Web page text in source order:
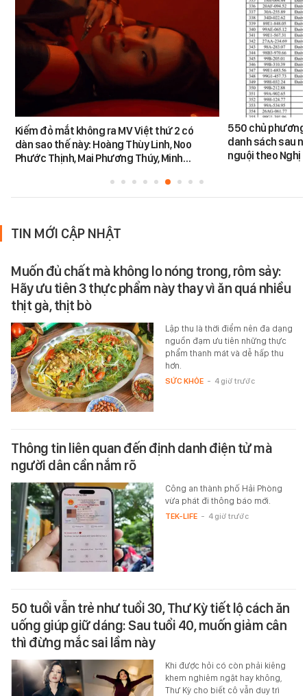
Kiếm đỏ mắt không ra MV Việt thứ 2 có
dàn sao thế này: Hoàng Thùy Linh, Noo
Phước Thịnh, Mai Phương Thúy, Minh…
550 chủ
danh sách sau
nguội theo Nghị
TIN MỚI CẬP NHẬT
Muốn đủ chất mà không lo nóng trong, rôm sảy:
Hãy ưu tiên 3 thực phẩm này thay vì ăn quá nhiều
thịt gà, thịt bò
Lập thu là thời điểm nên đa dạng
nguồn đạm ưu tiên những thực
phẩm thanh mát và dễ hấp thu
hơn.
SỨC KHỎE - 4 giờ trước
Thông tin liên quan đến định danh điện tử mà
người dân cần nắm rõ
Công an thành phố Hải Phòng
vừa phát đi thông báo mới.
TEK-LIFE - 4 giờ trước
50 tuổi vẫn trẻ như tuổi 30, Thư Kỳ tiết lộ cách ăn
uống giúp giữ dáng: Sau tuổi 40, muốn giảm cân
thì đừng mắc sai lầm này
Khi được hỏi có còn phải kiêng
khem nghiêm ngặt hay không,
Thư Kỳ cho biết cô vẫn duy trì